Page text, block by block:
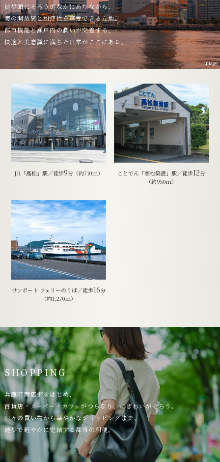
image
徒歩圏にそろう街なかにありながら、
海の開放感と利便性を享受できる立地。
都市機能と瀬戸内の潤いが交差する、
快適と美意識に満ちた日常がここにある。
JR「高松」駅／徒歩9分（約710ｍ） ことでん「高松築港」駅／徒歩12分
（約950ｍ）
サンポート フェリーのりば／徒歩16分
（約1,270ｍ）
SHOPPING
兵庫町商店街をはじめ、
百貨店・スーパー・カフェがつらなり、にぎわいがそろう。
日々の買い物から華やかなショッピングまで、
徒歩で軽やかに完結する都市の利便。